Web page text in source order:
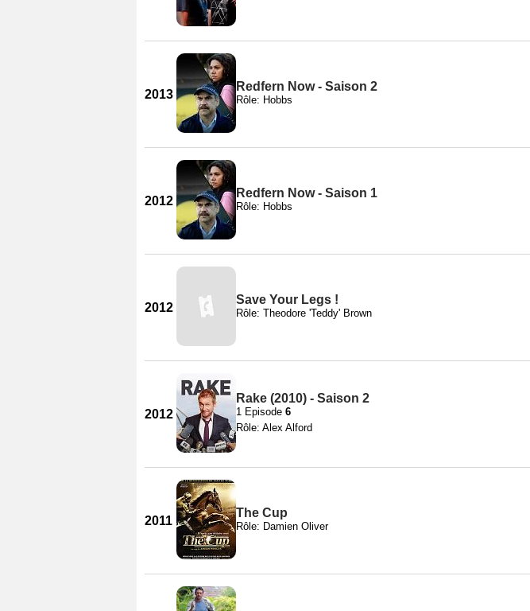
2013
Redfern Now - Saison 2
Rôle: Hobbs
2012
Redfern Now - Saison 1
Rôle: Hobbs
2012
Save Your Legs !
Rôle: Theodore 'Teddy' Brown
2012
Rake (2010) - Saison 2
1 Episode 6
Rôle: Alex Alford
2011
The Cup
Rôle: Damien Oliver